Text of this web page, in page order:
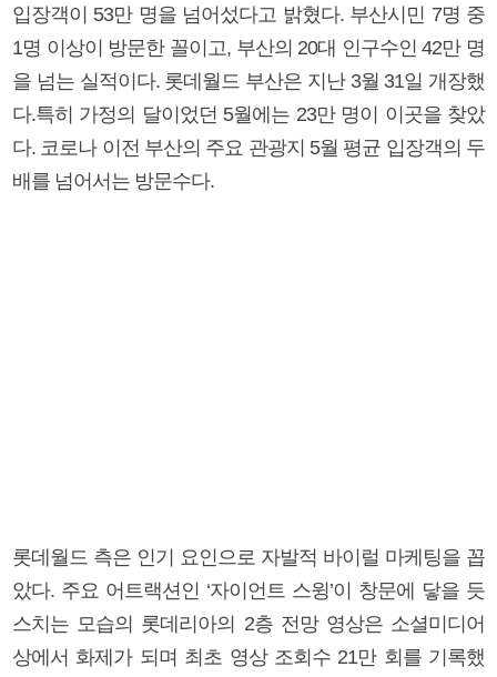
입장객이 53만 명을 넘어섰다고 밝혔다. 부산시민 7명 중
1명 이상이 방문한 꼴이고, 부산의 20대 인구수인 42만 명
을 넘는 실적이다. 롯데월드 부산은 지난 3월 31일 개장했
다.특히 가정의 달이었던 5월에는 23만 명이 이곳을 찾았
다. 코로나 이전 부산의 주요 관광지 5월 평균 입장객의 두
배를 넘어서는 방문수다.
롯데월드 측은 인기 요인으로 자발적 바이럴 마케팅을 꼽
았다. 주요 어트랙션인 ‘자이언트 스윙’이 창문에 닿을 듯
스치는 모습의 롯데리아의 2층 전망 영상은 소셜미디어
상에서 화제가 되며 최초 영상 조회수 21만 회를 기록했